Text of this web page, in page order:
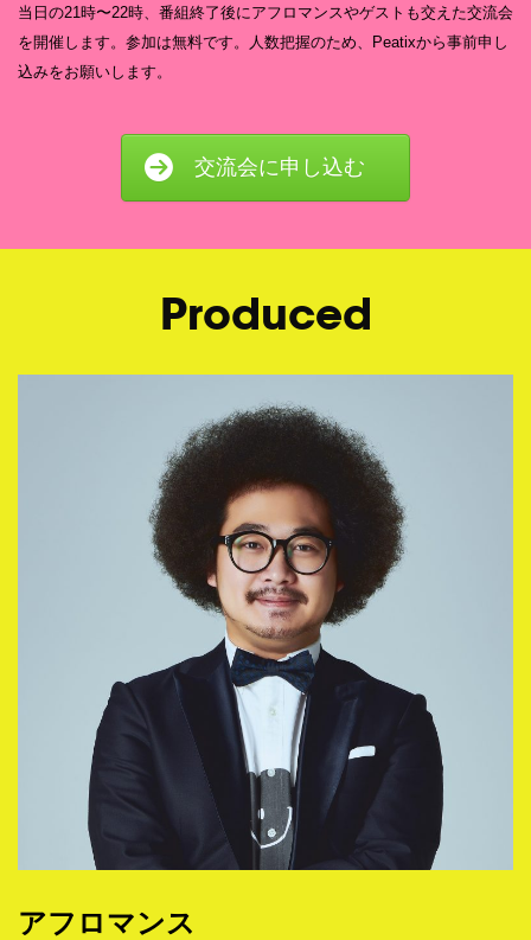
当日の21時〜22時、番組終了後にアフロマンスやゲストも交えた交流会
を開催します。参加は無料です。人数把握のため、Peatixから事前申し
込みをお願いします。
交流会に申し込む
Produced
アフロマンス